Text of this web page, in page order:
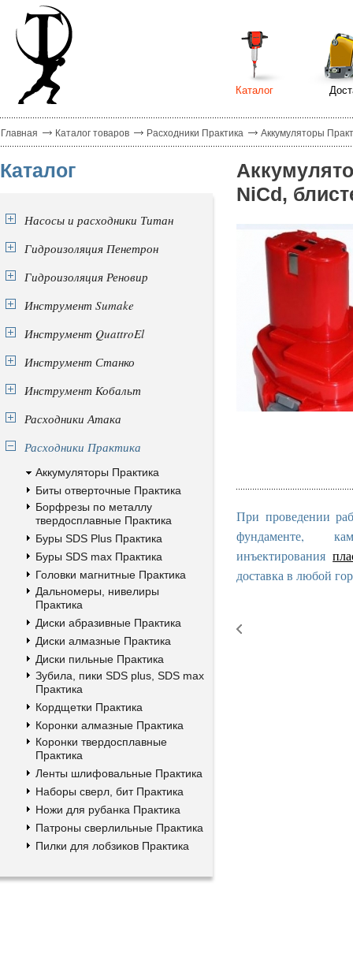
Каталог
Главная Каталог товаров Расходники Практика Аккумуляторы
Каталог
Насосы и расходники Титан
Гидроизоляция Пенетрон
Гидроизоляция Реновир
Инструмент Sumake
Инструмент QuattroEl
Инструмент Станко
Инструмент Кобальт
Расходники Атака
Расходники Практика
Аккумуляторы Практика
Биты отверточные Практика
Борфрезы по металлу
твердосплавные Практика
Буры SDS Plus Практика
Буры SDS max Практика
Головки магнитные Практика
Дальномеры, нивелиры
Практика
Диски абразивные Практика
Диски алмазные Практика
Диски пильные Практика
Зубила, пики SDS plus, SDS max
Практика
Кордщетки Практика
Коронки алмазные Практика
Коронки твердосплавные
Практика
Ленты шлифовальные Практика
Наборы сверл, бит Практика
Ножи для рубанка Практика
Патроны сверлильные Практика
Пилки для лобзиков Практика
NiCd,
При проведении
фундаменте,
инъектирования
доставка в любой